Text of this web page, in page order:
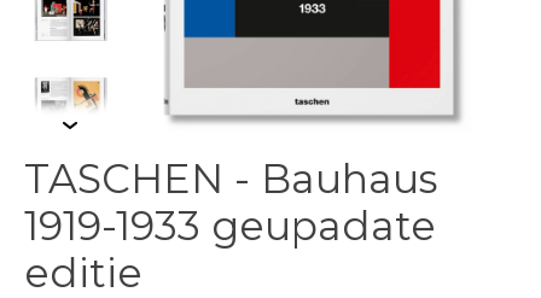
TASCHEN - Bauhaus
1919-1933 geupadate
editie